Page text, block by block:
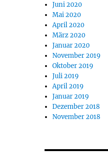
Juni 2020
Mai 2020
April 2020
März 2020
Januar 2020
November 2019
Oktober 2019
Juli 2019
April 2019
Januar 2019
Dezember 2018
November 2018